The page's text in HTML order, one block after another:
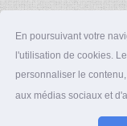
En poursuivant votre
l'utilisation de cookies.
personnaliser le
aux médias sociaux et